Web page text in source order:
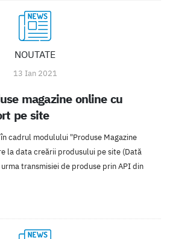
NOUTATE
13 Ian 2021
magazine online cu
pe site
cadrul modulului "Produse Magazine
la data creării produsului pe site (Dată
transmisiei de produse prin API din